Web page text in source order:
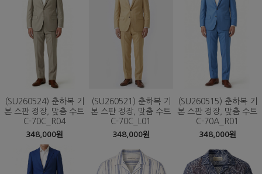
(SU260524) 춘하복 기
본 스판 정장, 맞춤 수트
C-70C_R04
348,000원
(SU260521) 춘하복 기
본 스판 정장, 맞춤 수트
C-70C_L01
348,000원
(SU260515) 춘하복 기
본 스판 정장, 맞춤 수트
C-70A_R01
348,000원